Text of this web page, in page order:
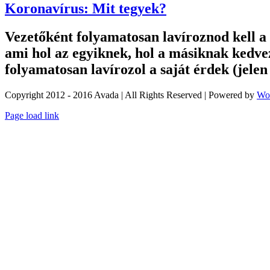
Koronavírus: Mit tegyek?
Vezetőként folyamatosan lavíroznod kell
ami hol az egyiknek, hol a másiknak
folyamatosan lavírozol a saját érdek (jelen
Copyright 2012 - 2016 Avada | All Rights Reserved | Powered by
Toggle
Page load link